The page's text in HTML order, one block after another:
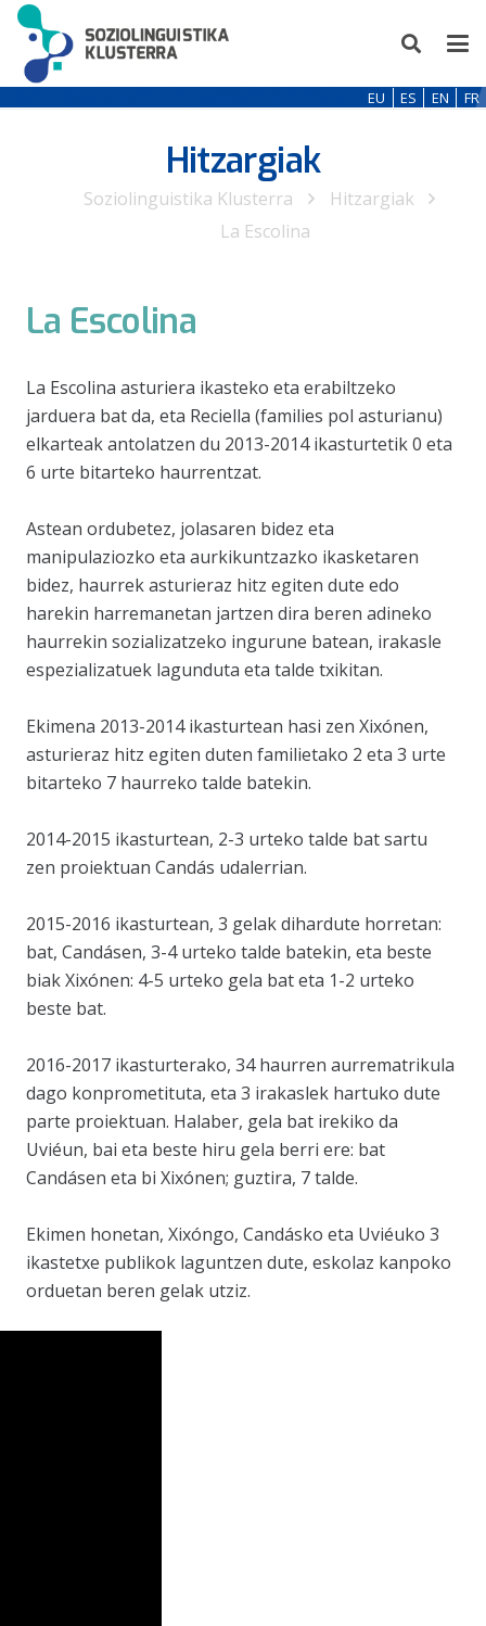
EU ES EN FR
Hitzargiak
Soziolinguistika Klusterra
Hitzargiak
La Escolina
La Escolina
La Escolina asturiera ikasteko eta erabiltzeko
jarduera bat da, eta Reciella (families pol asturianu)
elkarteak antolatzen du 2013-2014 ikasturtetik 0 eta
6 urte bitarteko haurrentzat.
Astean ordubetez, jolasaren bidez eta
manipulaziozko eta aurkikuntzazko ikasketaren
bidez, haurrek asturieraz hitz egiten dute edo
harekin harremanetan jartzen dira beren adineko
haurrekin sozializatzeko ingurune batean, irakasle
espezializatuek lagunduta eta talde txikitan.
Ekimena 2013-2014 ikasturtean hasi zen Xixónen,
asturieraz hitz egiten duten familietako 2 eta 3 urte
bitarteko 7 haurreko talde batekin.
2014-2015 ikasturtean, 2-3 urteko talde bat sartu
zen proiektuan Candás udalerrian.
2015-2016 ikasturtean, 3 gelak dihardute horretan:
bat, Candásen, 3-4 urteko talde batekin, eta beste
biak Xixónen: 4-5 urteko gela bat eta 1-2 urteko
beste bat.
2016-2017 ikasturterako, 34 haurren aurrematrikula
dago konprometituta, eta 3 irakaslek hartuko dute
parte proiektuan. Halaber, gela bat irekiko da
Uviéun, bai eta beste hiru gela berri ere: bat
Candásen eta bi Xixónen; guztira, 7 talde.
Ekimen honetan, Xixóngo, Candásko eta Uviéuko 3
ikastetxe publikok laguntzen dute, eskolaz kanpoko
orduetan beren gelak utziz.